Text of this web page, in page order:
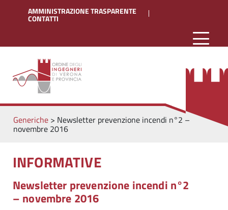
AMMINISTRAZIONE TRASPARENTE
CONTATTI
Generiche> Newsletter prevenzione incendi n°2 –
novembre 2016
INFORMATIVE
Newsletter prevenzione incendi n°2
– novembre 2016